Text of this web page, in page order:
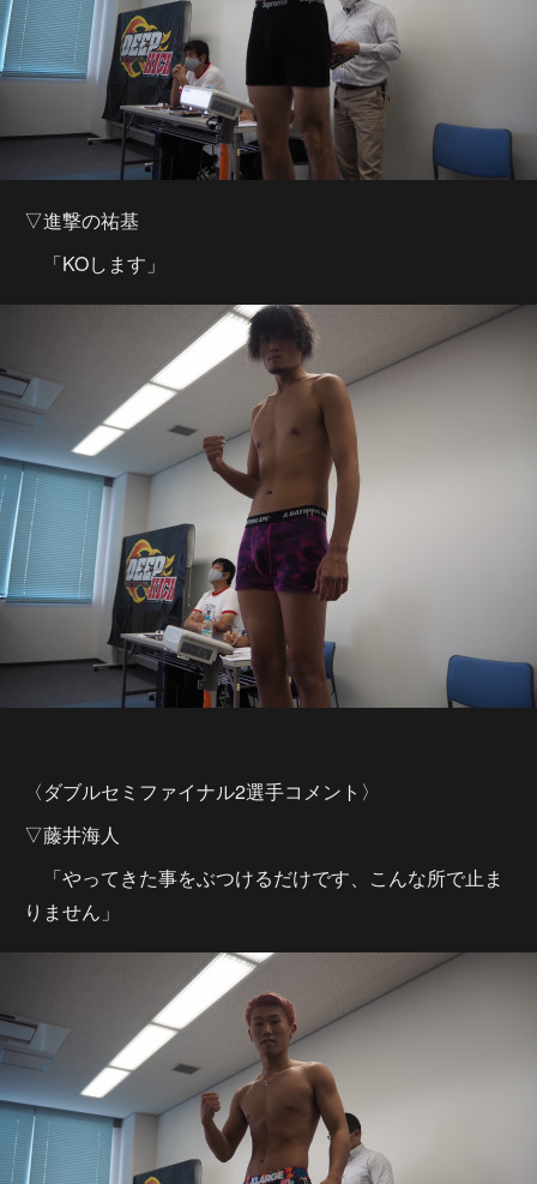
▽進撃の祐基
「KOします」
〈ダブルセミファイナル2選手コメント〉
▽藤井海人
「やってきた事をぶつけるだけです、こんな所で止ま
りません」